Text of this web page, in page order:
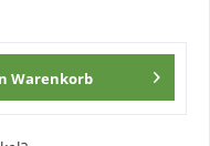
Warenkorb